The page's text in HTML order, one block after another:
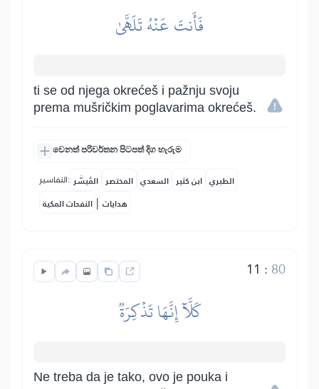
فَأَنتَ عَنۡهُ تَلَهَّىٰ
ti se od njega okrećeš i pažnju svoju
prema mušričkim poglavarima okrećeš.
වෙනත් පරිවර්තන පිටපත් දිග හැරුම
التفاسير: المُيسَّر المختصر السعدي ابن كثير الطبري
النفحات المكية | هدايات
11 : 80
كَلَّآ إِنَّهَا تَذۡكِرَةٞ
Ne treba da je tako, ovo je pouka i